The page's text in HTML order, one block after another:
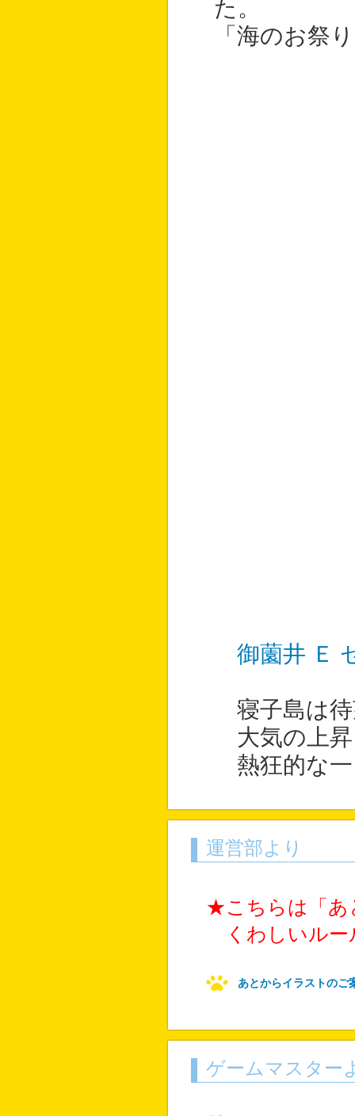
た。
「海のお祭
御薗井 Ｅ
寝子島は
大気の上昇
熱狂的な一
運営部より
★こちらは「あ
くわしいルー
あとからイラストのご
ゲームマスター